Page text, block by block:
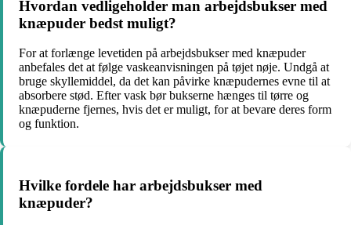
Hvordan vedligeholder man arbejdsbukser med
knæpuder bedst muligt?
For at forlænge levetiden på arbejdsbukser med knæpuder
anbefales det at følge vaskeanvisningen på tøjet nøje. Undgå at
bruge skyllemiddel, da det kan påvirke knæpudernes evne til at
absorbere stød. Efter vask bør bukserne hænges til tørre og
knæpuderne fjernes, hvis det er muligt, for at bevare deres form
og funktion.
Hvilke fordele har arbejdsbukser med
knæpuder?